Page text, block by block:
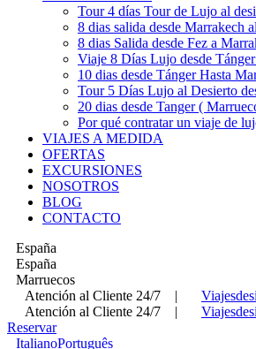
Tour 4 días Tour de Lujo al
8 dias salida desde Marrakech
8 dias Salida desde Fez a
Viaje 8 Días Lujo desde
10 dias desde Tánger Hasta
Tour 5 Días Lujo al Desierto
20 dias desde Tanger (
Por qué contratar un viaje de
VIAJES A MEDIDA
OFERTAS
EXCURSIONES
NOSOTROS
BLOG
CONTACTO
España
España
Marruecos
Atención al Cliente 24/7
|
Atención al Cliente 24/7
|
Reservar
ItalianoPortuguês